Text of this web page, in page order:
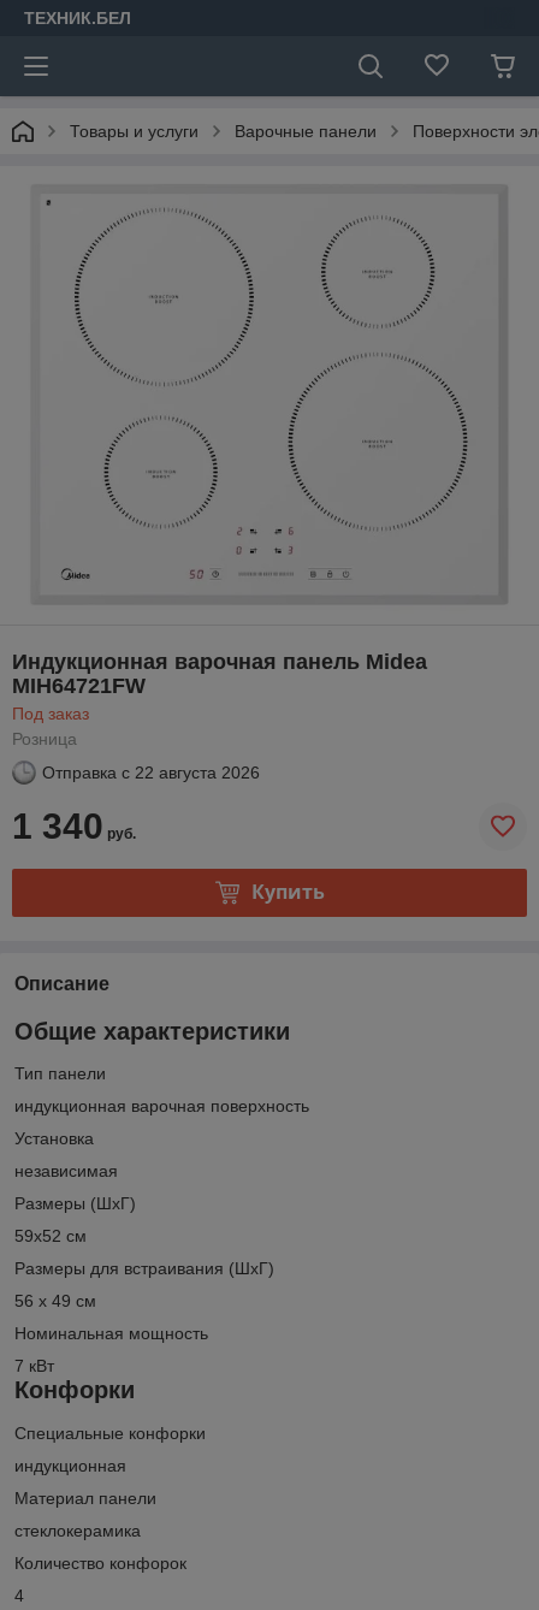
ТЕХНИК.БЕЛ
Товары и услуги Варочные панели Поверхности
Индукционная варочная панель Midea
MIH64721FW
Под заказ
Розница
Отправка с 22 августа 2026
1 340 руб.
Купить
Описание
Общие характеристики
Тип панели
индукционная варочная поверхность
Установка
независимая
Размеры (ШхГ)
59х52 см
Размеры для встраивания (ШхГ)
56 x 49 см
Номинальная мощность
7 кВт
Конфорки
Специальные конфорки
индукционная
Материал панели
стеклокерамика
Количество конфорок
4